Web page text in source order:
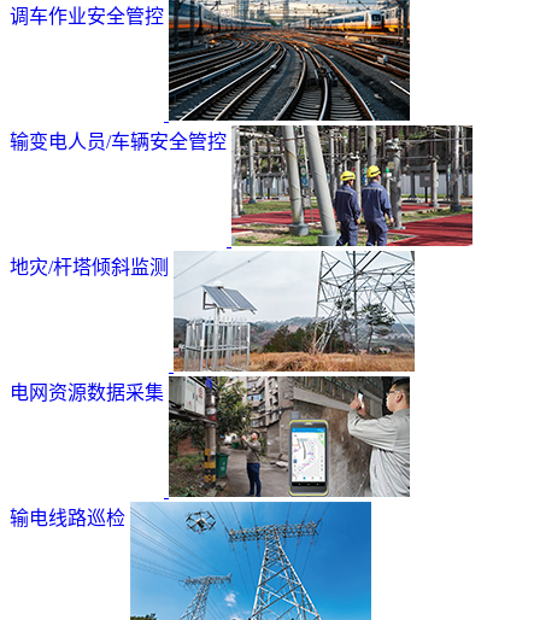
调车作业安全管控
输变电人员/车辆安全管控
地灾/杆塔倾斜监测
电网资源数据采集
输电线路巡检